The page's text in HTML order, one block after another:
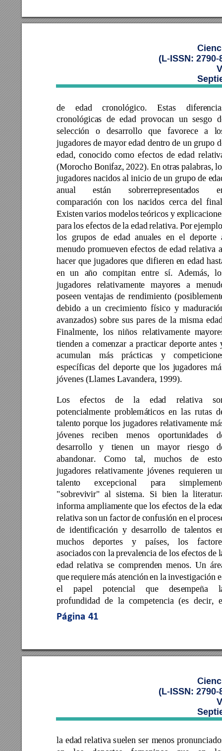
(L-ISSN:
Página 41
de edad cronológico. Estas difere
cronológicas de edad provocan un sesgo
selección o desarrollo que favorece a
jugadores de mayor edad dentro de un grupo
edad, conocido como efectos de edad r
(Morocho Bonifaz, 2022). En otras palabras,
jugadores nacidos al inicio de un grupo de eda
anual
están sobrerrepresentados
comparación con los nacidos cerca del
Existen varios modelos teóricos y
para los efectos de la edad relativa. Por
los grupos de edad anuales en el deporte
menudo promueven efectos de edad relativa
hacer que jugadores que difieren en edad h
en un año compitan entre sí. Además,
jugadores relativamente mayores a
poseen ventajas de rendimiento
debido a un crecimiento físico y
avanzados) sobre sus pares de la misma
Finalmente, los niños relativamente
tienden a comenzar a practicar deporte antes
acumulan
más prácticas y
específicas del deporte que los jugadores
jóvenes (Llames Lavandera, 1999).
Los
efectos de la edad relativa
potencialmente problemáticos en las rutas
talento porque los jugadores relativamente
jóvenes
reciben menos oportunidades d
desarrollo
y tienen un mayor riesgo
abandonar.
Como tal, muchos de
jugadores relativamente jóvenes requieren
talento
excepcional para
"sobrevivir" al sistema. Si bien la liter
informa ampliamente que los efectos de la
relativa son un factor de confusión en el
de identificación y desarrollo de talentos
muchos
deportes y países, los
asociados con la prevalencia de los efectos de
edad relativa se comprenden menos. Un
que requiere más atención en la investigación
el
papel potencial que desempeña
profundidad de la competencia (es decir,
(L-ISSN:
la edad relativa suelen ser menos